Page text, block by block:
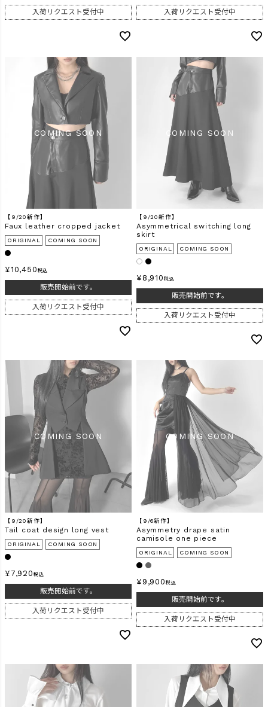
入荷リクエスト受付中 入荷リクエスト受付中
【9/20新作】
Faux leather cropped jacket
ORIGINAL COMING SOON
¥10,450 税込
販売開始前です。
入荷リクエスト受付中
【9/20新作】
Asymmetrical switching long
skirt
ORIGINAL COMING SOON
¥ 8,910 税込
販売開始前です。
入荷リクエスト受付中
【9/20新作】
Tail coat design long vest
ORIGINAL COMING SOON
¥ 7,920 税込
販売開始前です。
入荷リクエスト受付中
【9/6新作】
Asymmetry drape satin
camisole one piece
ORIGINAL COMING SOON
¥ 9,900 税込
販売開始前です。
入荷リクエスト受付中